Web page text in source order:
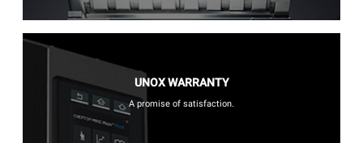
UNOX WARRANTY
A promise of satisfaction.